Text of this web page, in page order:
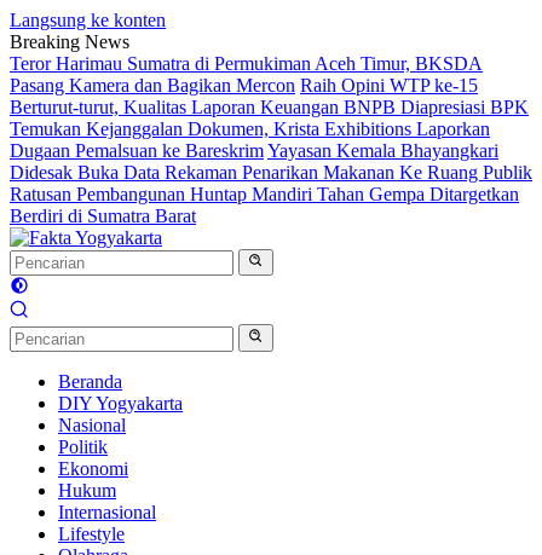
Langsung ke konten
Breaking News
Teror Harimau Sumatra di Permukiman Aceh Timur, BKSDA
Pasang Kamera dan Bagikan Mercon Raih Opini WTP ke-15
Berturut-turut, Kualitas Laporan Keuangan BNPB Diapresiasi BPK
Temukan Kejanggalan Dokumen, Krista Exhibitions Laporkan
Dugaan Pemalsuan ke BareskrimYayasan Kemala Bhayangkari
Didesak Buka Data Rekaman Penarikan Makanan Ke Ruang Publik
Ratusan Pembangunan Huntap Mandiri Tahan Gempa Ditargetkan
Berdiri di Sumatra Barat
Beranda
DIY Yogyakarta
Nasional
Politik
Ekonomi
Hukum
Internasional
Lifestyle